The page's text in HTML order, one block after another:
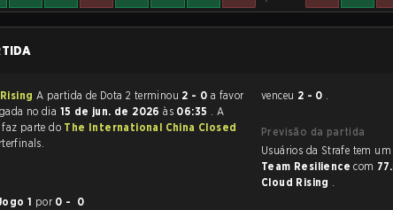
A partida de Dota 2 terminou 2 - 0
jogada no dia 15 de jun. de 2026às 06:35 . A
faz parte do The International China Closed
1 por
0 - 0
venceu 2 - 0 .
Previsão da partida
Team Resiliencecom
Cloud Rising .